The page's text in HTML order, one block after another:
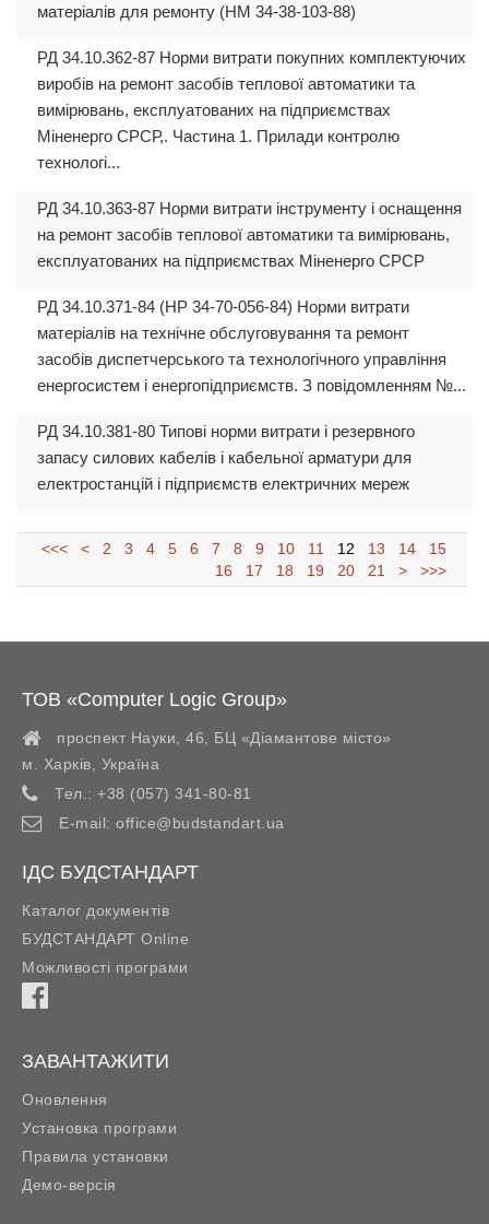
матеріалів для ремонту (НМ 34-38-103-88)
РД 34.10.362-87 Норми витрати покупних комплектуючих
виробів на ремонт засобів теплової автоматики та
вимірювань, експлуатованих на підприємствах
Міненерго СРСР,. Частина 1. Прилади контролю
технологі...
РД 34.10.363-87 Норми витрати інструменту і оснащення
на ремонт засобів теплової автоматики та вимірювань,
експлуатованих на підприємствах Міненерго СРСР
РД 34.10.371-84 (НР 34-70-056-84) Норми витрати
матеріалів на технічне обслуговування та ремонт
засобів диспетчерського та технологічного управління
енергосистем і енергопідприємств. З повідомленням №...
РД 34.10.381-80 Типові норми витрати і резервного
запасу силових кабелів і кабельної арматури для
електростанцій і підприємств електричних мереж
<<< < 2 3 4 5 6 7 8 9 10 11 12 13 14
15
16
17 18 19 20 21 > >>>
ТОВ «Computer Logic Group»
проспект Науки, 46, БЦ «Діамантове місто»
м. Харків
Україна
Тел.: +38 (057) 341-80-81
E-mail: office@budstandart.ua
ІДС БУДСТАНДАРТ
Каталог документів
БУДСТАНДАРТ Online
Можливості програми
ЗАВАНТАЖИТИ
Оновлення
Установка програми
Правила установки
Демо-версія